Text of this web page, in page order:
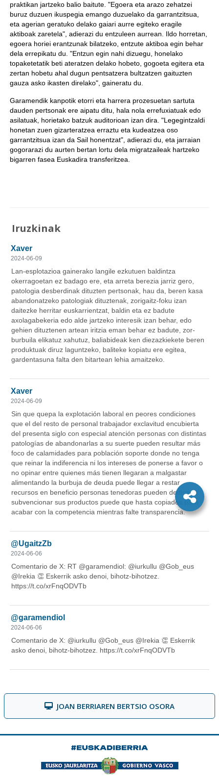
praktikan jartzeko balio baitute. "Egoera eta arazo zehatzei
buruz duzuen ikuspegia emango duzuelako da garrantzitsua,
eta agerian geratuko delako gaiari aurre egiteko eragile
aktiboak zaretela", adierazi du entzuleen aurrean. Ildo horretan,
egoera horiei erantzunak bilatzeko, entzute aktiboa egin behar
dela errepikatu du. "Entzun egin nahi dizuegu, honelako
topaketetatik beti ateratzen delako hobeto, gogoeta egitera eta
zertan hobetu ahal dugun pentsatzera bultzatzen gaituzten
gauza asko ikasten direlako", gaineratu du.
Garamendik kanpotik etorri eta harrera prozesuetan sartuta
dauden pertsonak ere aipatu ditu, hala nola errefuxiatuak edo
asilatuak, horietako batzuk auditorioan izan dira. "Legegintzaldi
honetan zuen gizarteratzea erraztu eta kudeatzea oso
garrantzitsua izan da Sail honentzat", adierazi du, eta jarraian
gogorarazi du aurten bertan lortu dela migratzaileak hartzeko
bigarren fasea Euskadira transferitzea.
Iruzkinak
JOAN BERRIAREN BERTSIO OSORA